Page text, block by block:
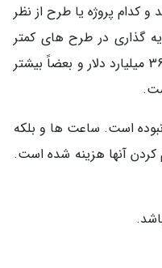
کدام پروژه یا طرح از نظر
گذاری در طرح های کمتر
سودآور باشد و مسائل دیگری نظیر اینها. معرفی کلی تمامی طرح های سرمایه گذاری - در حد 360 میلیارد دلار و بعضاً بیشتر
است. ساعت ها و بلکه
آنها هزینه شده است.